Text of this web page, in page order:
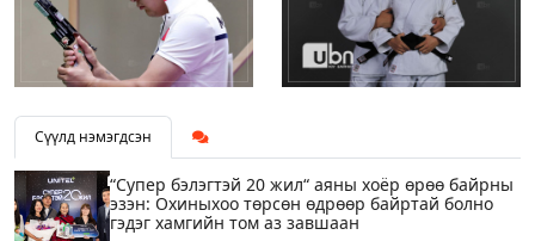
Сүүлд нэмэгдсэн
“Супер бэлэгтэй 20 жил“ аяны хоёр өрөө байрны
эзэн: Охиныхоо төрсөн өдрөөр байртай болно
гэдэг хамгийн том аз завшаан